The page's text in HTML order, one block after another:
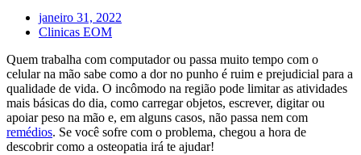
janeiro 31, 2022
Clinicas EOM
Quem trabalha com computador ou passa muito tempo com o
celular na mão sabe como a dor no punho é ruim e prejudicial para a
qualidade de vida. O incômodo na região pode limitar as atividades
mais básicas do dia, como carregar objetos, escrever, digitar ou
apoiar peso na mão e, em alguns casos, não passa nem com
remédios. Se você sofre com o problema, chegou a hora de
descobrir como a osteopatia irá te ajudar!